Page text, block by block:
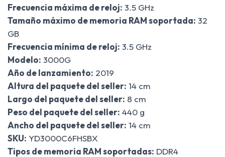
Frecuencia máxima de reloj: 3.5 GHz
Tamaño máximo de memoria RAM soportada: 32
GB
Frecuencia mínima de reloj: 3.5 GHz
Modelo: 3000G
Año de lanzamiento: 2019
Altura del paquete del seller: 14 cm
Largo del paquete del seller: 8 cm
Peso del paquete del seller: 440 g
Ancho del paquete del seller: 14 cm
SKU: YD3000C6FHSBX
Tipos de memoria RAM soportadas: DDR4